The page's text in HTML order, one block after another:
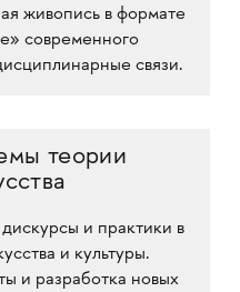
живопись в формате
современного
связи.
теории
и практики в
и культуры.
и разработка новых